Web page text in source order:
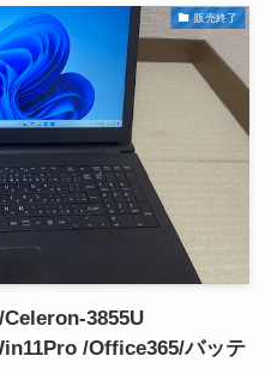
販売終了
3855U
/Office365/バッテ